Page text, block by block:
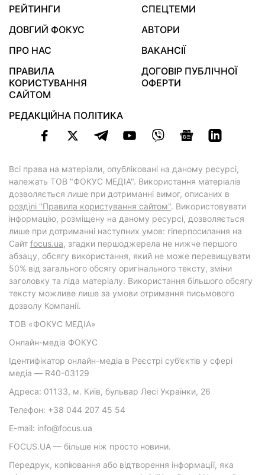
РЕЙТИНГИ
СПЕЦТЕМИ
ДОВГИЙ ФОКУС
АВТОРИ
ПРО НАС
ВАКАНСІЇ
ПРАВИЛА
КОРИСТУВАННЯ
САЙТОМ
ДОГОВІР ПУБЛІЧНОЇ
ОФЕРТИ
РЕДАКЦІЙНА ПОЛІТИКА
Всі права на матеріали, опубліковані на даному ресурсі,
належать ТОВ "ФОКУС МЕДІА". Використання матеріалів
дозволяється лише при дотриманні вимог, описаних в
розділі "Правила користування сайтом". Використовувати
інформацію, розміщену на даному ресурсі, дозволяється
лише при дотриманні наступних умов: гіперпосилання на
Cайт focus.ua, згадки першоджерела не нижче першого
абзацу, обсягу використання, який не може перевищувати
50% від загального обсягу оригінального тексту, зміни
заголовку та ліда матеріалу. Використання більшого обсягу
тексту можливе лише за умови отримання письмового
дозволу Компанії.
ТОВ «ФОКУС МЕДІА»
Онлайн-медіа ФОКУС
Ідентифікатор онлайн-медіа в Реєстрі суб’єктів у сфері
медіа — R40-03129
Адреса: 01133, м. Київ, бульвар Лесі Українки, 26
Телефон: +38 044 207 45 54
E-mail: info@focus.ua
FOCUS.UA — більше ніж просто новини.
Передрук, копіювання або відтворення інформації, яка